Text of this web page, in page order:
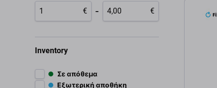
€ - €
Inventory
Σε απόθεμα
Εξωτερική αποθήκη